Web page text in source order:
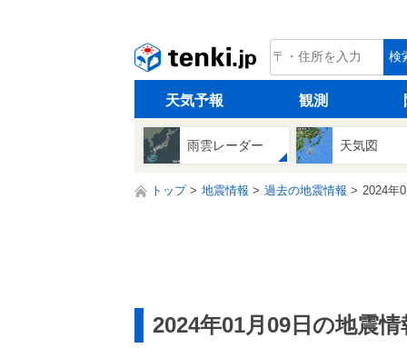
tenki.jp 検
天気予報 観測
雨雲レーダー 天気図
トップ 地震情報 過去の地震情報 2024年
2024年01月09日の地震情